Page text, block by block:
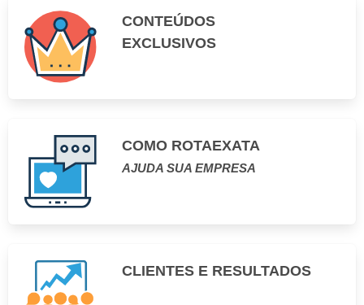
CONTEÚDOS
EXCLUSIVOS
COMO ROTAEXATA
AJUDA SUA EMPRESA
CLIENTES E RESULTADOS